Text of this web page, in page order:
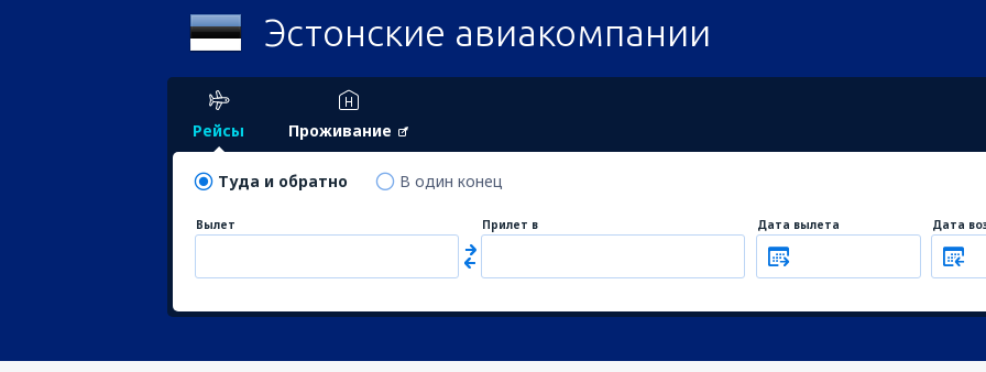
Эстонские авиакомпании
Рейсы Проживание
Туда и обратно В один конец
Вылет Прилет в Дата вылета Дата